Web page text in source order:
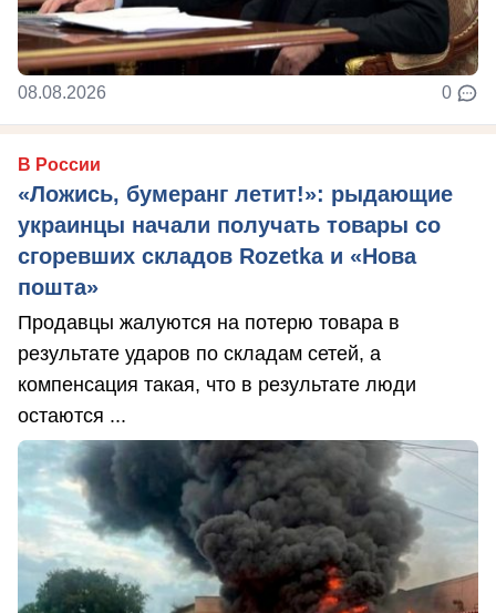
08.08.2026 0
В России
«Ложись, бумеранг летит!»: рыдающие
украинцы начали получать товары со
сгоревших складов Rozetka и «Нова
пошта»
Продавцы жалуются на потерю товара в
результате ударов по складам сетей, а
компенсация такая, что в результате люди
остаются ...